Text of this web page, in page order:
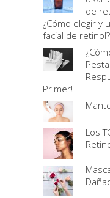
de
¿Cómo elegir y
facial de retinol?
Primer!
Los